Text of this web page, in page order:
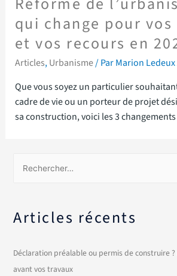
qui change pour
et vos recours en
Articles,Urbanisme/ ParMarion
Que vous soyez un particulier
cadre de vie ou un porteur de projet
sa construction, voici les 3
Articles récents
Déclaration préalable ou permis de construire
avant vos travaux